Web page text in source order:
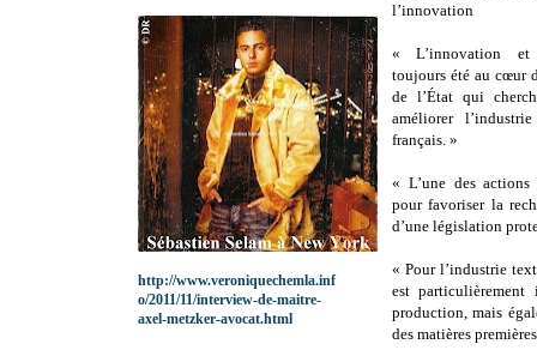
l’innovation
« L’innovation
toujours été au cœur
de l’État qui
améliorer
français. »
« L’une des
pour favoriser la
d’une législation
« Pour l’industrie
est
production, mais
des matières
http://www.veroniquechemla.inf
o/2011/11/interview-de-maitre-
axel-metzker-avocat.html